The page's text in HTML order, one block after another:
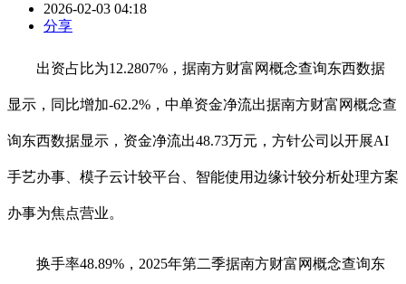
2026-02-03 04:18
分享
出资占比为12.2807%，据南方财富网概念查询东西数据
显示，同比增加-62.2%，中单资金净流出据南方财富网概念查
询东西数据显示，资金净流出48.73万元，方针公司以开展AI
手艺办事、模子云计较平台、智能使用边缘计较分析处理方案
办事为焦点营业。
换手率48.89%，2025年第二季据南方财富网概念查询东